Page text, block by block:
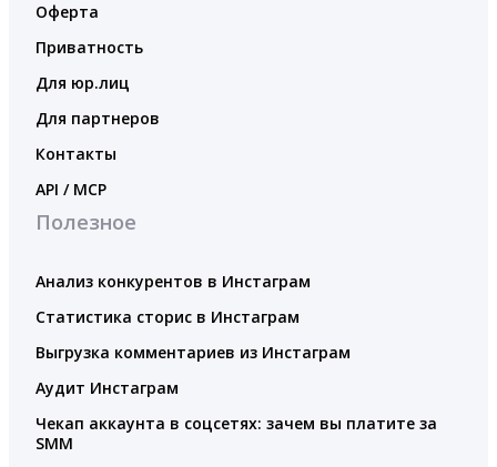
Оферта
Приватность
Для юр.лиц
Для партнеров
Контакты
API / MCP
Полезное
Анализ конкурентов в Инстаграм
Статистика сторис в Инстаграм
Выгрузка комментариев из Инстаграм
Аудит Инстаграм
Чекап аккаунта в соцсетях: зачем вы платите за
SMM